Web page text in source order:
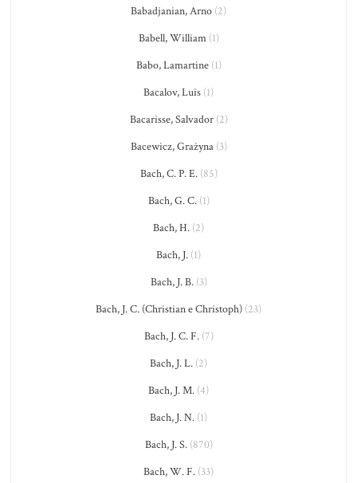
Babadjanian, Arno (2)
Babell, William(1)
Babo, Lamartine(1)
Bacalov, Luis (1)
Bacarisse, Salvador(2)
Bacewicz, Grażyna(3)
Bach, C. P. E.(85)
Bach, G. C.(1)
Bach, H. (2)
Bach, J. (1)
Bach, J. B.(3)
Bach, J. C. (Christian e Christoph) (23)
Bach, J. C. F.(7)
Bach, J. L. (2)
Bach, J. M. (4)
Bach, J. N. (1)
Bach, J. S.(870)
Bach, W. F. (33)